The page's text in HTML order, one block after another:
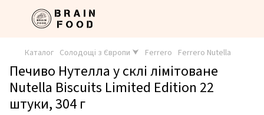
Каталог Солодощі з Європи ⮟ Ferrero Ferrero Nutella
Печиво Нутелла у склі лімітоване
Nutella Biscuits Limited Edition 22
штуки, 304 г